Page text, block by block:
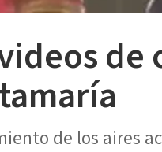
de los aires